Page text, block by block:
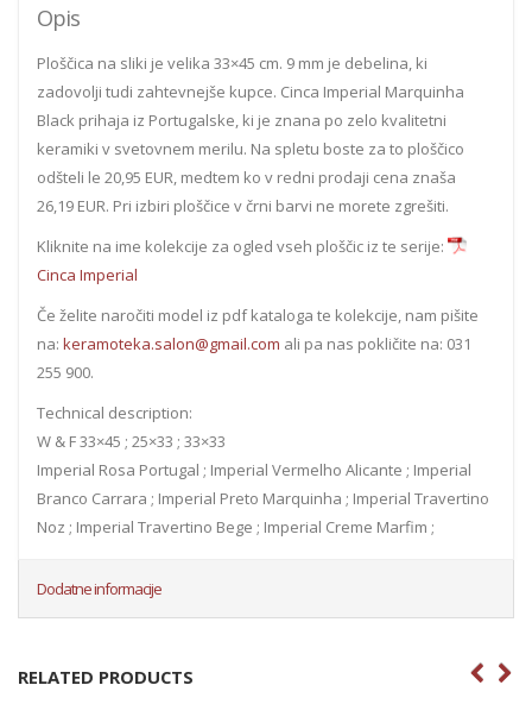
Opis
Ploščica na sliki je velika 33×45 cm. 9 mm je debelina, ki
zadovolji tudi zahtevnejše kupce. Cinca Imperial Marquinha
Black prihaja iz Portugalske, ki je znana po zelo kvalitetni
keramiki v svetovnem merilu. Na spletu boste za to ploščico
odšteli le 20,95 EUR, medtem ko v redni prodaji cena znaša
26,19 EUR. Pri izbiri ploščice v črni barvi ne morete zgrešiti.
Kliknite na ime kolekcije za ogled vseh ploščic iz te serije:
Cinca Imperial
Če želite naročiti model iz pdf kataloga te kolekcije, nam pišite
na: keramoteka.salon@gmail.com ali pa nas pokličite na: 031
255 900.
Technical description:
W & F 33×45 ; 25×33 ; 33×33
Imperial Rosa Portugal ; Imperial Vermelho Alicante ; Imperial
Branco Carrara ; Imperial Preto Marquinha ; Imperial Travertino
Noz ; Imperial Travertino Bege ; Imperial Creme Marfim ;
Dodatne informacije
RELATED PRODUCTS